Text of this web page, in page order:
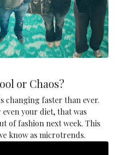
or Chaos?
changing faster than ever.
your diet, that was
of fashion next week. This
know as microtrends.